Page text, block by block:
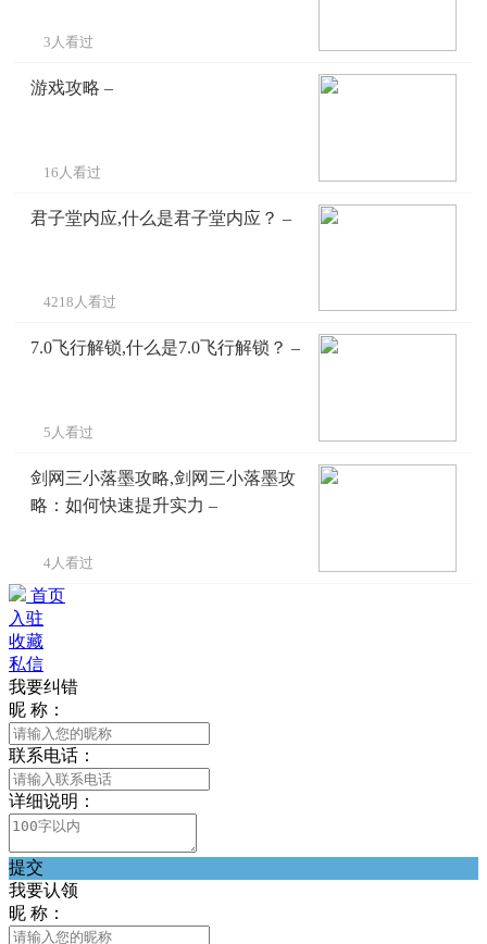
3人看过
游戏攻略 –
16人看过
君子堂内应,什么是君子堂内应？ –
4218人看过
7.0飞行解锁,什么是7.0飞行解锁？ –
5人看过
剑网三小落墨攻略,剑网三小落墨攻
略：如何快速提升实力 –
4人看过
首页
入驻
收藏
私信
我要纠错
昵 称：
联系电话：
详细说明：
提交
我要认领
昵 称：